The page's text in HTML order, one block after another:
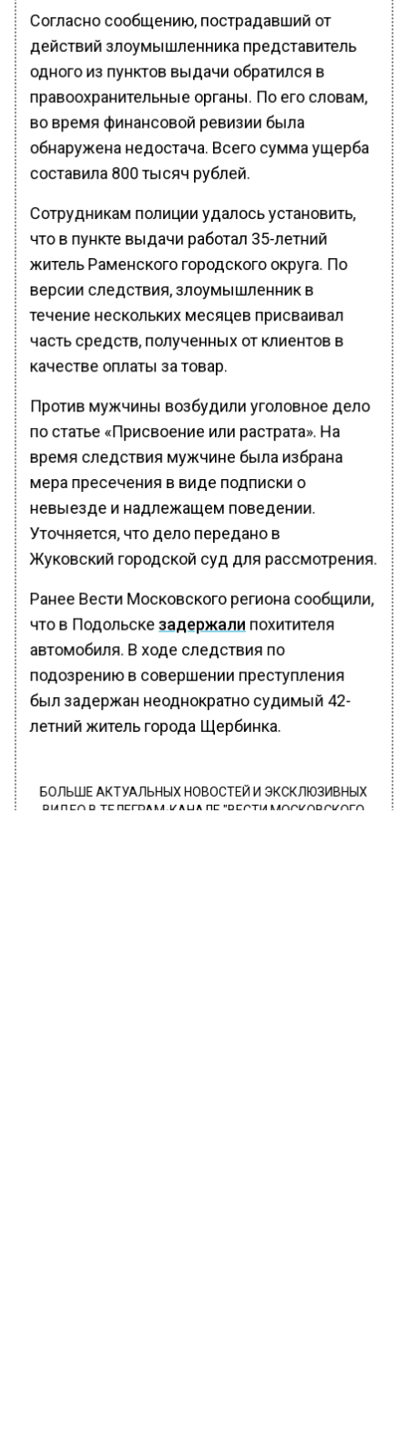
Согласно сообщению, пострадавший от
действий злоумышленника представитель
одного из пунктов выдачи обратился в
правоохранительные органы. По его словам,
во время финансовой ревизии была
обнаружена недостача. Всего сумма ущерба
составила 800 тысяч рублей.
Сотрудникам полиции удалось установить,
что в пункте выдачи работал 35-летний
житель Раменского городского округа. По
версии следствия, злоумышленник в
течение нескольких месяцев присваивал
часть средств, полученных от клиентов в
качестве оплаты за товар.
Против мужчины возбудили уголовное дело
по статье «Присвоение или растрата». На
время следствия мужчине была избрана
мера пресечения в виде подписки о
невыезде и надлежащем поведении.
Уточняется, что дело передано в
Жуковский городской суд для рассмотрения.
Ранее Вести Московского региона сообщили,
что в Подольскезадержали похитителя
автомобиля. В ходе следствия по
подозрению в совершении преступления
был задержан неоднократно судимый 42-
летний житель города Щербинка.
БОЛЬШЕ АКТУАЛЬНЫХ НОВОСТЕЙ И ЭКСКЛЮЗИВНЫХ
ВИДЕО В ТЕЛЕГРАМ-КАНАЛЕ "ВЕСТИ МОСКОВСКОГО